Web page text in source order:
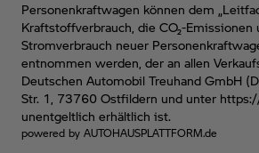
Personenkraftwagen können dem
Kraftstoffverbrauch, die CO₂-Emissionen
Stromverbrauch neuer
entnommen werden, der an allen
Deutschen Automobil Treuhand GmbH
Str. 1, 73760 Ostfildern und unter
unentgeltlich erhältlich ist.
powered by AUTOHAUSPLATTFORM.de